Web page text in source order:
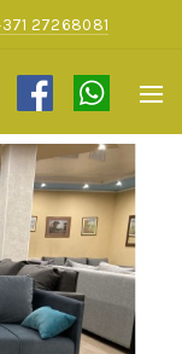
27268081